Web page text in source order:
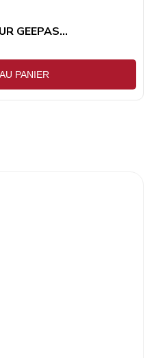
GEEPAS...
PANIER